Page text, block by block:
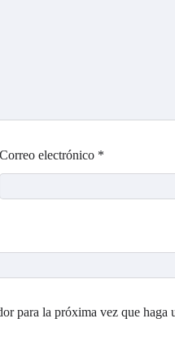
Correo electrónico *
para la próxima vez que haga